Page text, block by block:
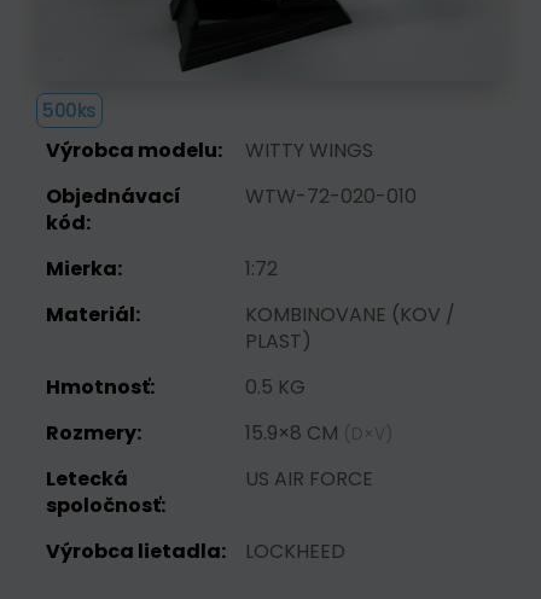
500ks
Výrobca modelu:
WITTY WINGS
Objednávací
kód:
WTW-72-020-010
Mierka:
1:72
Materiál:
KOMBINOVANE (KOV /
PLAST)
Hmotnosť:
0.5 KG
Rozmery:
15.9×8 CM (D×V)
Letecká
spoločnosť:
US AIR FORCE
Výrobca lietadla: LOCKHEED